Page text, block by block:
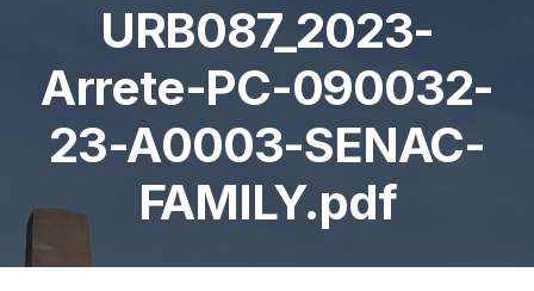
URB087_2023-
Arrete-PC-090032-
23-A0003-SENAC-
FAMILY.pdf